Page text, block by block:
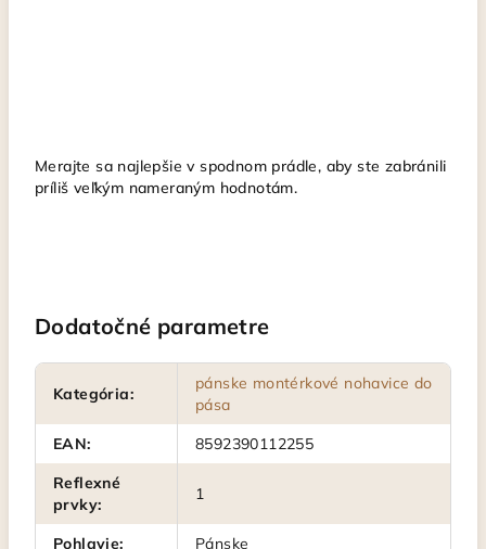
Merajte sa najlepšie v spodnom prádle, aby ste zabránili
príliš veľkým nameraným hodnotám.
Dodatočné parametre
Kategória:
pánske montérkové nohavice do
pása
EAN:
8592390112255
Reflexné
prvky:
1
Pohlavie:
Pánske